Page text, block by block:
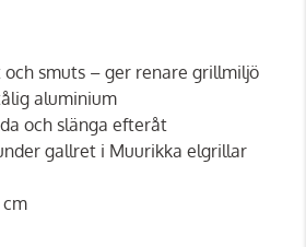
smuts – ger renare grillmiljö
aluminium
och slänga efteråt
gallret i Muurikka elgrillar